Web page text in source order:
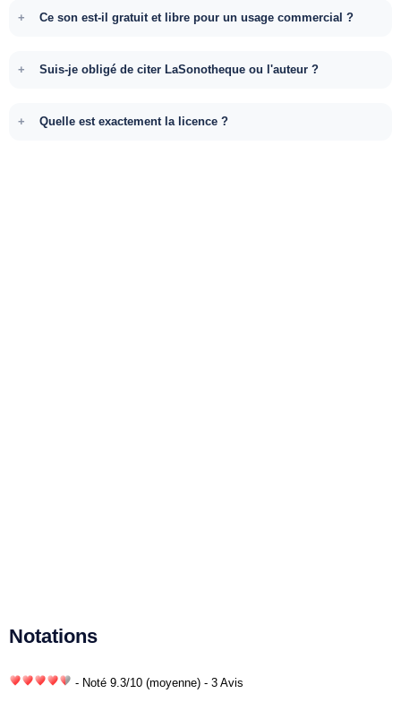
Ce son est-il gratuit et libre pour un usage commercial ?
Suis-je obligé de citer LaSonotheque ou l'auteur ?
Quelle est exactement la licence ?
Notations
- Noté 9.3/10 (moyenne) - 3 Avis